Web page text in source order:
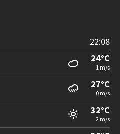
22:08
24°C
1 m/s
27°C
0 m/s
32°C
2 m/s